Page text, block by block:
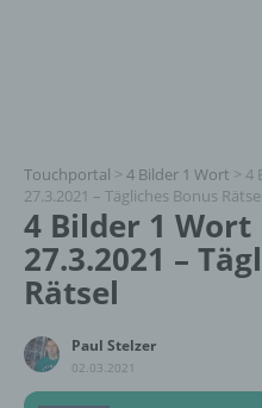
Touchportal > 4 Bilder 1 Wort > 4
27.3.2021 – Tägliches Bonus Rätsel
4 Bilder 1
27.3.2021 –
Rätsel
Paul Stelzer
02.03.2021